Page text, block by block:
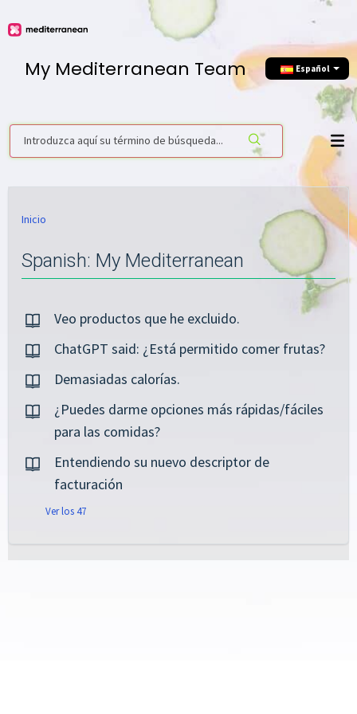
My Mediterranean Team Еspañol
Inicio
Spanish: My Mediterranean
Veo productos que he excluido.
ChatGPT said: ¿Está permitido comer frutas?
Demasiadas calorías.
¿Puedes darme opciones más rápidas/fáciles
para las comidas?
Entendiendo su nuevo descriptor de
facturación
Ver los 47